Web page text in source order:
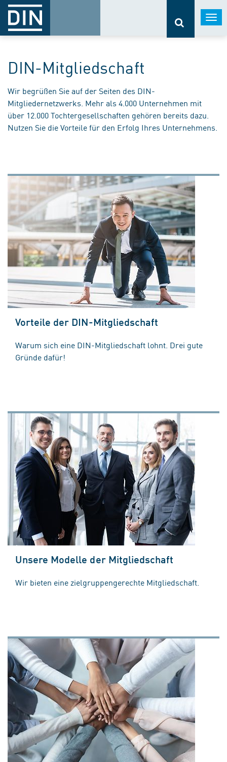
DIN-Mitgliedschaft
Wir begrüßen Sie auf der Seiten des DIN-
Mitgliedernetzwerks. Mehr als 4.000 Unternehmen mit
über 12.000 Tochtergesellschaften gehören bereits dazu.
Nutzen Sie die Vorteile für den Erfolg Ihres Unternehmens.
Vorteile der DIN-Mitgliedschaft
Warum sich eine DIN-Mitgliedschaft lohnt. Drei gute
Gründe dafür!
Unsere Modelle der Mitgliedschaft
Wir bieten eine zielgruppengerechte Mitgliedschaft.